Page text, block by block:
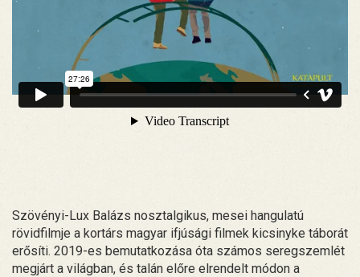
Szövényi-Lux Balázs nosztalgikus, mesei hangulatú
rövidfilmje a kortárs magyar ifjúsági filmek kicsinyke táborát
erősíti. 2019-es bemutatkozása óta számos seregszemlét
megjárt a világban, és talán előre elrendelt módon a